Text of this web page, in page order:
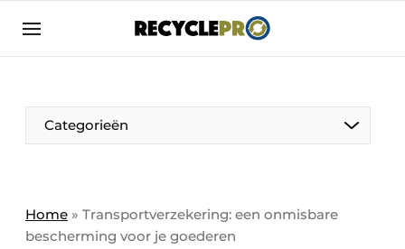
Aanmelden
Bedrijven
Bedrijven
Direct contact
Evenement aanmelden
Categorieën
Column VOORUIT
Home » Transportverzekering: een onmisbare
bescherming voor je goederen